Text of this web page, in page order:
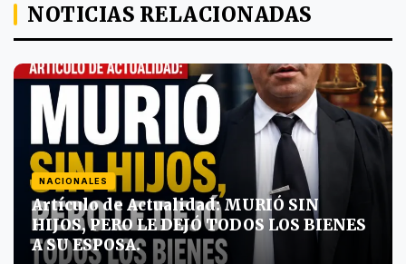
NOTICIAS RELACIONADAS
NACIONALES
Artículo de Actualidad: MURIÓ SIN
HIJOS, PERO LE DEJÓ TODOS LOS BIENES
A SU ESPOSA.